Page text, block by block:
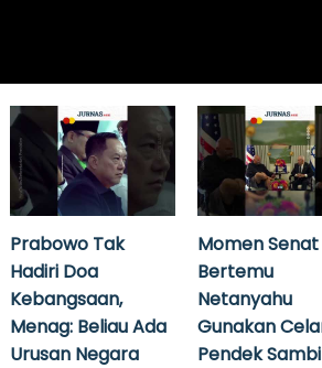
Prabowo Tak
Hadiri Doa
Kebangsaan,
Menag: Beliau Ada
Urusan Negara
Momen Senat
Bertemu
Netanyahu
Gunakan
Pendek